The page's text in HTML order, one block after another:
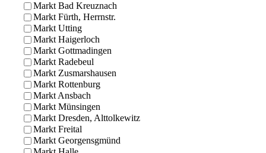
Markt Bad Kreuznach
Markt Fürth, Herrnstr.
Markt Utting
Markt Haigerloch
Markt Gottmadingen
Markt Radebeul
Markt Zusmarshausen
Markt Rottenburg
Markt Ansbach
Markt Münsingen
Markt Dresden, Alttolkewitz
Markt Freital
Markt Georgensgmünd